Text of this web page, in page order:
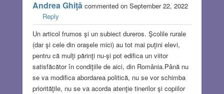
Andrea Ghiţăcommented on September 22, 2022
Reply
Un articol frumos şi un subiect dureros. Şcolile rurale
(dar şi cele din oraşele mici) au tot mai puţini elevi,
pentru că mulţi părinţi nu-şi pot edifica un viitor
satisfăcător în condiţiile de aici, din România.Până nu
se va modifica abordarea politică, nu se vor schimba
priorităţile, nu se va acorda atenţie tinerilor şi copiilor